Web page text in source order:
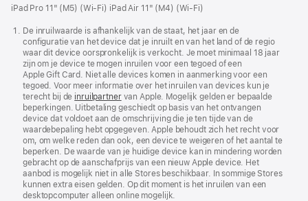
-
Cape
Fear
-
Lucky
-
The
Dink
-
Silo
-
Sugar
-
Widow’s
Bay
-
Your
Friends
&
Neighbors
-
Monarch:
Legacy
of
Monsters
-
Traqués
iPad Pro 11" (M5) (Wi-Fi) iPad Air 11" (M4) (Wi-Fi)
De inruilwaarde is afhankelijk van de staat, het jaar en de
configuratie van het device dat je inruilt en van het land of de regio
waar dit device oorspronkelijk is verkocht. Je moet minimaal 18 jaar
zijn om je device te mogen inruilen voor een tegoed of een
Apple Gift Card. Niet alle devices komen in aanmerking voor een
tegoed. Voor meer informatie over het inruilen van devices kun je
terecht bij de inruilpartnervan Apple. Mogelijk gelden er bepaalde
beperkingen. Uitbetaling geschiedt op basis van het ontvangen
device dat voldoet aan de omschrijving die je ten tijde van de
waardebepaling hebt opgegeven. Apple behoudt zich het recht voor
om, om welke reden dan ook, een device te weigeren of het aantal te
beperken. De waarde van je huidige device kan in mindering worden
gebracht op de aanschafprijs van een nieuw Apple device. Het
aanbod is mogelijk niet in alle Stores beschikbaar. In sommige Stores
kunnen extra eisen gelden. Op dit moment is het inruilen van een
desktopcomputer alleen online mogelijk.